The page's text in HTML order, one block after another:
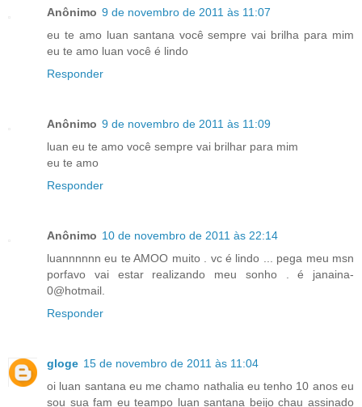
Anônimo 9 de novembro de 2011 às 11:07
eu te amo luan santana você sempre vai brilha para mim
eu te amo luan você é lindo
Responder
Anônimo 9 de novembro de 2011 às 11:09
luan eu te amo você sempre vai brilhar para mim
eu te amo
Responder
Anônimo 10 de novembro de 2011 às 22:14
luannnnnn eu te AMOO muito . vc é lindo ... pega meu msn
porfavo vai estar realizando meu sonho . é janaina-
0@hotmail.
Responder
gloge 15 de novembro de 2011 às 11:04
oi luan santana eu me chamo nathalia eu tenho 10 anos eu
sou sua fam eu teampo luan santana beijo chau assinado